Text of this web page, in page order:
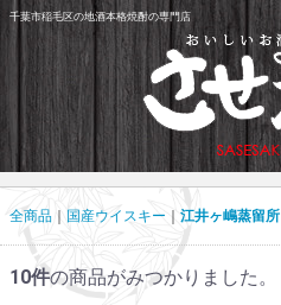
千葉市稲毛区の地酒本格焼酎の専門店
全商品 国産ウイスキー 江井ヶ嶋蒸留所
10件の商品がみつかりました。